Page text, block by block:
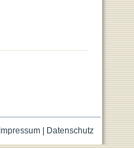
Impressum| Datenschutz